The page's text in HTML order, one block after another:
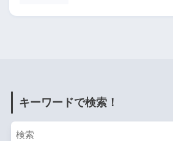
キーワードで検索！